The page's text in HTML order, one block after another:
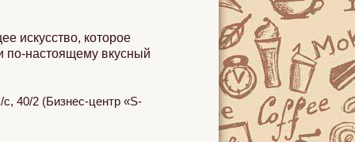
искусство, которое
по-настоящему вкусный
40/2 (Бизнес-центр «S-